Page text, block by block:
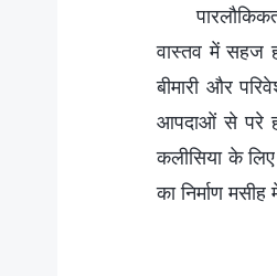
वास्तव में सहज
बीमारी और
आपदाओं से परे
कलीसिया के
का निर्माण